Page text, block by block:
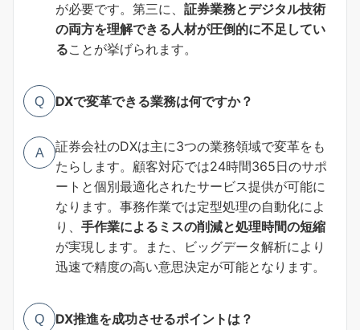
が必要です。第三に、 証券業務とデジタル技術
の両方を理解できる人材が圧倒的に不足してい
ることが挙げられます。
Q DXで変革できる業務は何ですか？
A
証券会社のDXは主に3つの業務領域で変革をも
たらします。顧客対応では24時間365日のサポ
ートと個別最適化されたサービス提供が可能に
なります。事務作業では定型処理の自動化によ
り、 手作業によるミスの削減と処理時間の短縮
が実現します。また、ビッグデータ解析により
迅速で精度の高い意思決定が可能となります。
Q DX推進を成功させるポイントは？